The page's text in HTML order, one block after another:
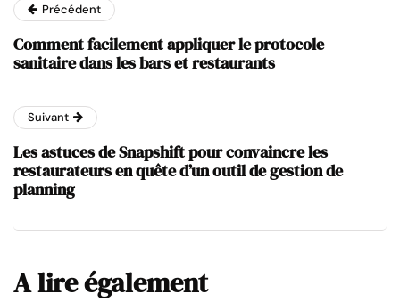
Précédent
Comment facilement appliquer le protocole
sanitaire dans les bars et restaurants
Suivant
Les astuces de Snapshift pour convaincre les
restaurateurs en quête d’un outil de gestion de
planning
A lire également